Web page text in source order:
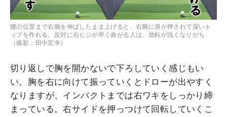
腰の位置まで右腕を伸ばしたまま上げると、右腕に肩が押されて深いト
ップを作れる。反対に右ヒジが早く曲がる人は、捻転が浅くなりがち
（撮影：田中宏幸）
切り返しで胸を開かないで下ろしていく感じもい
い。胸を右に向けて振っていくとドローが出やすく
なりますが、インパクトまでは右ワキをしっかり締
まっている。右サイドを押っつけて回転していくこ